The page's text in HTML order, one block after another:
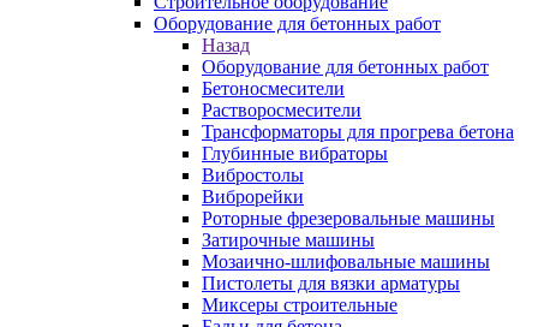
Оборудование для бетонных работ
Назад
Оборудование для бетонных работ
Бетоносмесители
Растворосмесители
Трансформаторы для прогрева бетона
Глубинные вибраторы
Вибростолы
Виброрейки
Роторные фрезеровальные машины
Затирочные машины
Мозаично-шлифовальные машины
Пистолеты для вязки арматуры
Миксеры строительные